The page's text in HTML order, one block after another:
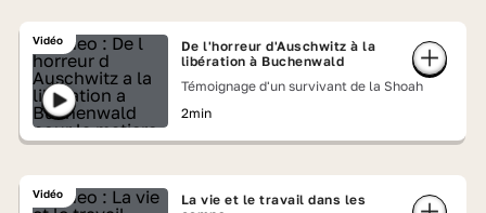
Vidéo
De l'horreur d'Auschwitz à la
libération à Buchenwald
Témoignage d'un survivant de la Shoah
2min
Vidéo
La vie et le travail dans les